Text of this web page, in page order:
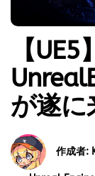
【UE5】
が遂に
作成者: